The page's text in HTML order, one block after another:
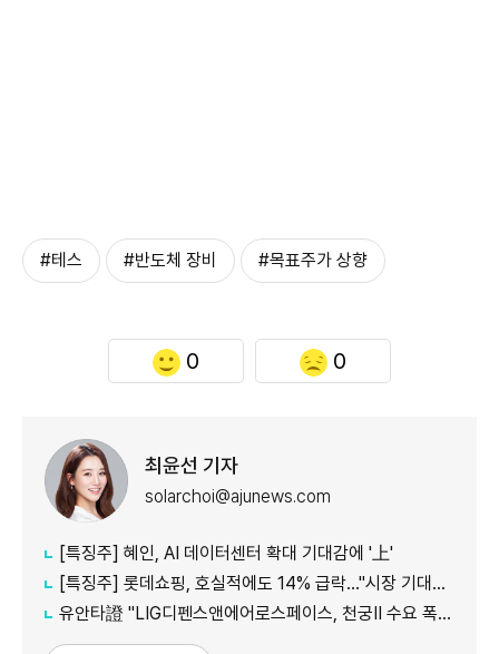
#테스 #반도체 장비 #목표주가 상향
0 0
최윤선 기자
solarchoi@ajunews.com
[특징주] 혜인, AI 데이터센터 확대 기대감에 '上'
[특징주] 롯데쇼핑, 호실적에도 14% 급락…"시장 기대치 밑돌아"
유안타證 "LIG디펜스앤에어로스페이스, 천궁Ⅱ 수요 폭발…목표가 105만원 유지"